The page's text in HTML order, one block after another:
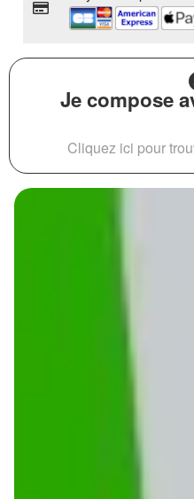
Je compose
Cliquez ici pour